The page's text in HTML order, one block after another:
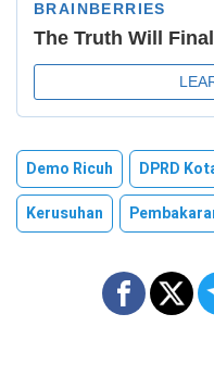
Demo Ricuh DPRD
Kerusuhan